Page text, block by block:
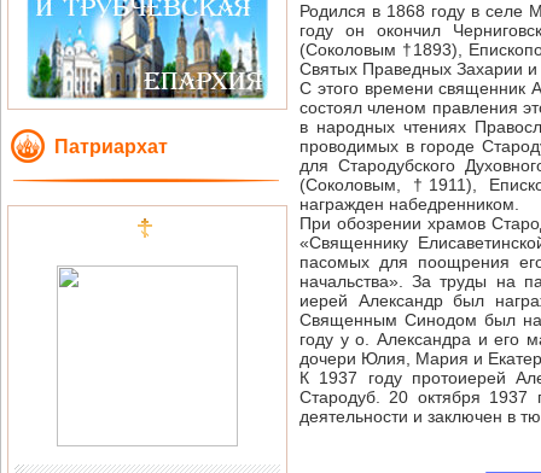
Патриархат
Родился в 1868 году в селе
году он окончил
(Соколовым †1893),
Святых Праведных Захарии
С этого времени священник
состоял членом правления
в народных чтениях
проводимых в городе
для Стародубского
(Соколовым, †1911),
награжден набедренником.
При обозрении храмов
«Священнику
пасомых для поощрения
начальства». За труды на
иерей Александр был
Священным Синодом был
году у о. Александра и его
дочери Юлия, Мария и
К 1937 году протоиерей
Стародуб. 20 октября
деятельности и заключен в